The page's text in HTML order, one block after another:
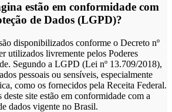
estão em conformidade com
de Dados (LGPD)?
disponibilizados conforme o Decreto nº
utilizados livremente pelos Poderes
Segundo a LGPD (Lei nº 13.709/2018),
pessoais ou sensíveis, especialmente
como os fornecidos pela Receita Federal.
deste site estão em conformidade com a
dados vigente no Brasil.